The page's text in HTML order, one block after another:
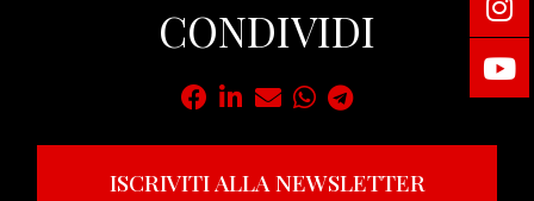
CONDIVIDI
ISCRIVITI ALLA NEWSLETTER